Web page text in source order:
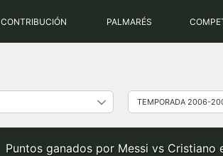
CONTRIBUCIÓN PALMARÉS
Puntos ganados por Messi vs